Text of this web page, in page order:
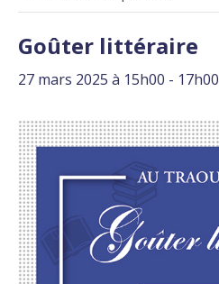
Goûter littéraire
27 mars 2025 à 15h00 - 17h00